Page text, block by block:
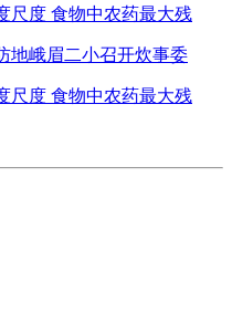
尺度 食物中农药最大残
地峨眉二小召开炊事委
尺度 食物中农药最大残